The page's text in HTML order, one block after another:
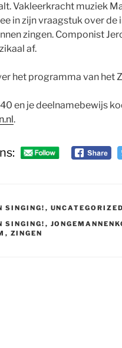
Vakleerkracht muziek
in zijn vraagstuk over
zingen. Componist
af.
het programma van het
en je deelnamebewijs
.
SINGING! , UNCATEGORIZED
SINGING! ,
, ZINGEN